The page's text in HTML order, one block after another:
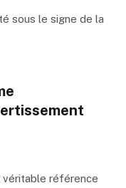
sous le signe de la
véritable référence